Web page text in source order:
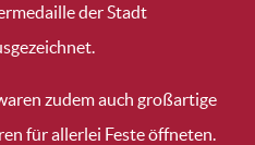
der Stadt
zudem auch großartige
für allerlei Feste öffneten.